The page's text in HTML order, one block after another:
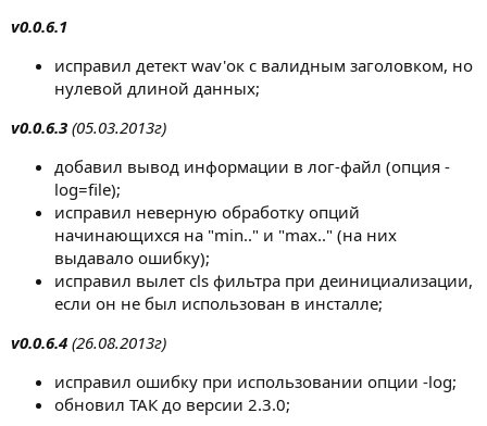
v0.0.6.1
исправил детект wav'ок с валидным заголовком, но
нулевой длиной данных;
v0.0.6.3 (05.03.2013г)
добавил вывод информации в лог-файл (опция -
log=file);
исправил неверную обработку опций
начинающихся на "min.." и "max.." (на них
выдавало ошибку);
исправил вылет cls фильтра при деинициализации,
если он не был использован в инсталле;
v0.0.6.4 (26.08.2013г)
исправил ошибку при использовании опции -log;
обновил ТАК до версии 2.3.0;